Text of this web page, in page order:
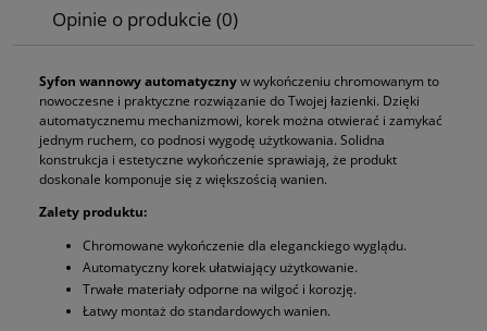
Opinie o produkcie (0)
Syfon wannowy automatycznyw wykończeniu chromowanym to
nowoczesne i praktyczne rozwiązanie do Twojej łazienki. Dzięki
automatycznemu mechanizmowi, korek można otwierać i zamykać
jednym ruchem, co podnosi wygodę użytkowania. Solidna
konstrukcja i estetyczne wykończenie sprawiają, że produkt
doskonale komponuje się z większością wanien.
Zalety produktu:
Chromowane wykończenie dla eleganckiego wyglądu.
Automatyczny korek ułatwiający użytkowanie.
Trwałe materiały odporne na wilgoć i korozję.
Łatwy montaż do standardowych wanien.